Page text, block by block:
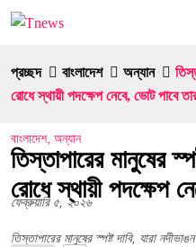
প্রচ্ছদ বাংলাদেশ অন্যান
রোধে স্থায়ী পদক্ষেপ নেবে, ভোট পাবে
বাংলাদেশ, অন্যান
তিস্তাপারের মানুষের
রোধে স্থায়ী পদক্ষেপ
ফেব্রুয়ারি ৫, ২০২৬
তিস্তাপারের মানুষের স্পষ্ট দাবি, যারা